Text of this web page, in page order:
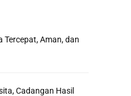
Tercepat, Aman, dan
Cadangan Hasil